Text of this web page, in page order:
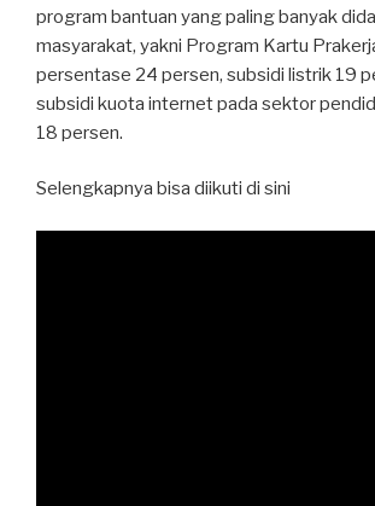
program bantuan yang paling banyak
masyarakat, yakni Program Kartu
persentase 24 persen, subsidi listrik 19
subsidi kuota internet pada sektor
18 persen.
Selengkapnya bisa diikuti di sini